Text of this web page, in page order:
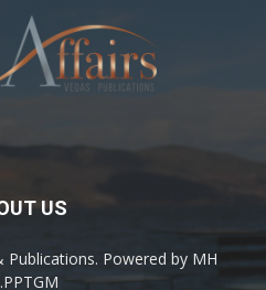
US
Powered by MH